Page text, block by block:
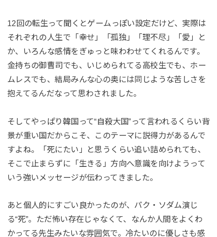
12回の転生って聞くとゲームっぽい設定だけど、実際は
それぞれの人生で「幸せ」「孤独」「理不尽」「愛」と
か、いろんな感情をぎゅっと味わわせてくれるんです。
金持ちの御曹司でも、いじめられてる高校生でも、ホー
ムレスでも、結局みんな心の奥には同じような苦しさを
抱えてるんだなって思わされました。
そしてやっぱり韓国って“自殺大国”って言われるくらい背
景が重い国だからこそ、このテーマに説得力があるんで
すよね。「死にたい」と思うくらい追い詰められても、
そこで止まらずに「生きる」方向へ意識を向けようって
いう強いメッセージが伝わってきました。
あと個人的にすごい良かったのが、パク・ソダム演じ
る“死”。ただ怖い存在じゃなくて、なんか人間をよくわ
かってる先生みたいな雰囲気で。冷たいのに優しさも感